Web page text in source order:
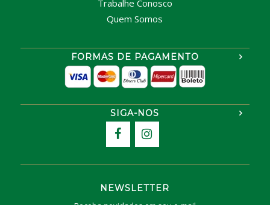
Trabalhe Conosco
Quem Somos
FORMAS DE PAGAMENTO
SIGA-NOS
NEWSLETTER